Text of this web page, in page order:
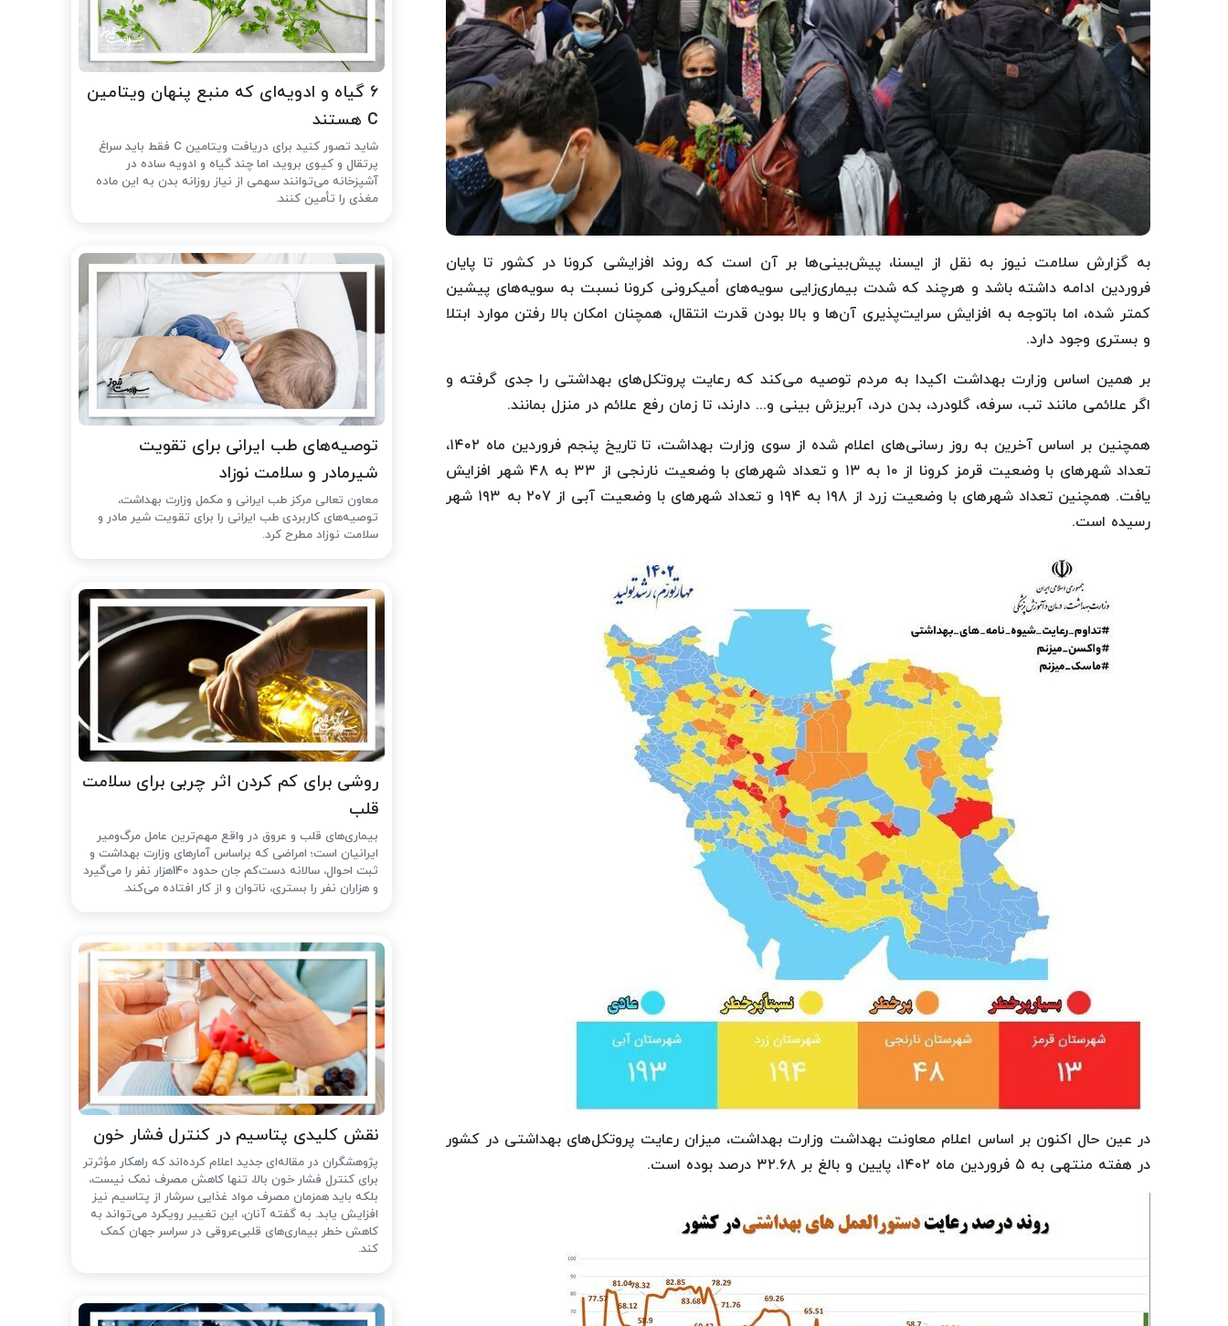
به گزارش سلامت نیوز به نقل از ایسنا، پیش‌بینی‌ها بر آن است که روند افزایشی کرونا در کشور تا پایان
فروردین ادامه داشته باشد و هرچند که شدت بیماری‌زایی سویه‌های اُمیکرونی کرونا نسبت به سویه‌های پیشین
کمتر شده، اما باتوجه به افزایش سرایت‌پذیری آن‌ها و بالا بودن قدرت انتقال، همچنان امکان بالا رفتن موارد ابتلا
و بستری وجود دارد.
بر همین اساس وزارت بهداشت اکیدا به مردم توصیه می‌کند که رعایت پروتکل‌های بهداشتی را جدی گرفته و
اگر علائمی مانند تب، سرفه، گلودرد، بدن درد، آبریزش بینی و... دارند، تا زمان رفع علائم در منزل بمانند.
همچنین بر اساس آخرین به روز رسانی‌های اعلام شده از سوی وزارت بهداشت، تا تاریخ پنجم فروردین ماه ۱۴۰۲،
تعداد شهرهای با وضعیت قرمز کرونا از ۱۰ به ۱۳ و تعداد شهرهای با وضعیت نارنجی از ۳۳ به ۴۸ شهر افزایش
یافت. همچنین تعداد شهرهای با وضعیت زرد از ۱۹۸ به ۱۹۴ و تعداد شهرهای با وضعیت آبی از ۲۰۷ به ۱۹۳ شهر
رسیده است.
در عین حال اکنون بر اساس اعلام معاونت بهداشت وزارت بهداشت، میزان رعایت پروتکل‌های بهداشتی در کشور
در هفته منتهی به ۵ فروردین ماه ۱۴۰۲، پایین و بالغ بر ۳۲.۶۸ درصد بوده است.
۶ گیاه و ادویه‌ای که منبع پنهان ویتامین
C هستند
شاید تصور کنید برای دریافت ویتامین C فقط باید سراغ
پرتقال و کیوی بروید، اما چند گیاه و ادویه ساده در
آشپزخانه می‌توانند سهمی از نیاز روزانه بدن به این ماده
مغذی را تأمین کنند.
توصیه‌های طب ایرانی برای تقویت
شیرمادر و سلامت نوزاد
معاون تعالی مرکز طب ایرانی و مکمل وزارت بهداشت،
توصیه‌های کاربردی طب ایرانی را برای تقویت شیر مادر و
سلامت نوزاد مطرح کرد.
روشی برای کم کردن اثر چربی برای سلامت
قلب
بیماری‌های قلب و عروق در واقع مهم‌ترین عامل مرگ‌ومیر
ایرانیان است؛ امراضی که براساس آمارهای وزارت بهداشت و
ثبت احوال، سالانه دست‌کم جان حدود 140هزار نفر را می‌گیرد
و هزاران نفر را بستری، ناتوان و از کار افتاده می‌کند.
نقش کلیدی پتاسیم در کنترل فشار خون
پژوهشگران در مقاله‌ای جدید اعلام کرده‌اند که راهکار مؤثرتر
برای کنترل فشار خون بالا، تنها کاهش مصرف نمک نیست،
بلکه باید همزمان مصرف مواد غذایی سرشار از پتاسیم نیز
افزایش یابد. به گفته آنان، این تغییر رویکرد می‌تواند به
کاهش خطر بیماری‌های قلبی‌عروقی در سراسر جهان کمک
کند.